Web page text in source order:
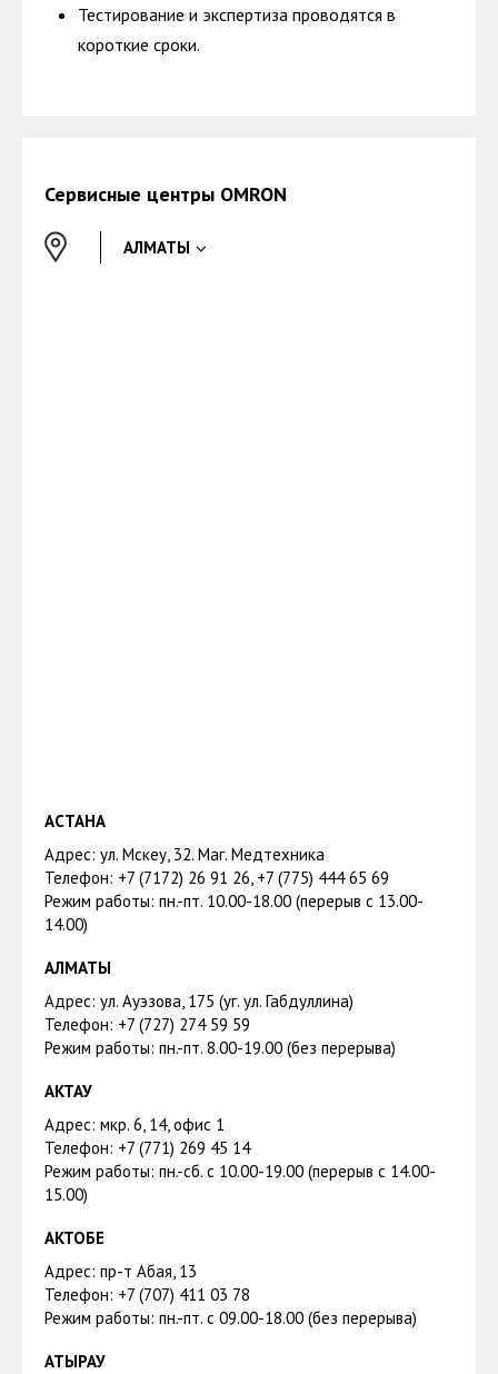
Тестирование и экспертиза проводятся в
короткие сроки.
Сервисные центры OMRON
АЛМАТЫ
АСТАНА
Адрес: ул. Мәскеу, 32. Маг. Медтехника
Телефон: +7 (7172) 26 91 26, +7 (775) 444 65 69
Режим работы: пн.-пт. 10.00-18.00 (перерыв с 13.00-
14.00)
АЛМАТЫ
Адрес: ул. Ауэзова, 175 (уг. ул. Габдуллина)
Телефон: +7 (727) 274 59 59
Режим работы: пн.-пт. 8.00-19.00 (без перерыва)
АКТАУ
Адрес: мкр. 6, 14, офис 1
Телефон: +7 (771) 269 45 14
Режим работы: пн.-сб. с 10.00-19.00 (перерыв с 14.00-
15.00)
АКТОБЕ
Адрес: пр-т Абая, 13
Телефон: +7 (707) 411 03 78
Режим работы: пн.-пт. с 09.00-18.00 (без перерыва)
АТЫРАУ